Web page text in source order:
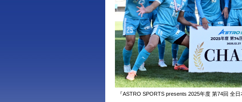
『ASTRO SPORTS presents 2025年度 第74回 全